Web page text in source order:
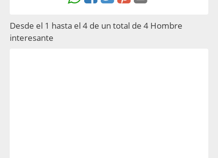
Desde el 1 hasta el 4 de un total de 4 Hombre
interesante